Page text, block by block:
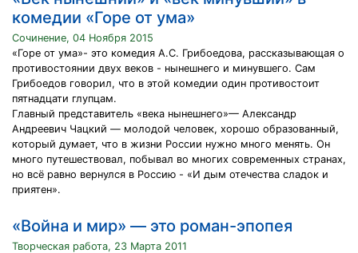
комедии «Горе от ума»
Сочинение, 04 Ноября 2015
«Горе от ума»- это комедия А.С. Грибоедова, рассказывающая о
противостоянии двух веков - нынешнего и минувшего. Сам
Грибоедов говорил, что в этой комедии один противостоит
пятнадцати глупцам.
Главный представитель «века нынешнего»— Александр
Андреевич Чацкий — молодой человек, хорошо образованный,
который думает, что в жизни России нужно много менять. Он
много путешествовал, побывал во многих современных странах,
но всё равно вернулся в Россию - «И дым отечества сладок и
приятен».
«Война и мир» — это роман-эпопея
Творческая работа, 23 Марта 2011